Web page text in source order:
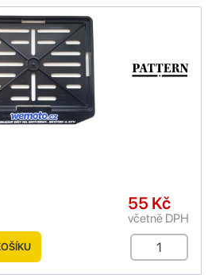
55 Kč
včetně DPH